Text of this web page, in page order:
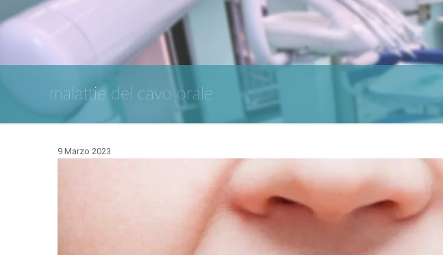
malattie del cavo orale
9 Marzo 2023